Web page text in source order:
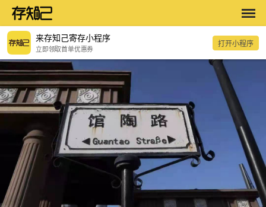
来存知己寄存小程序
立即领取首单优惠券
打开小程序